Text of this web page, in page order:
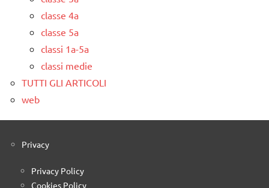
classe 4a
classe 5a
classi 1a-5a
classi medie
TUTTI GLI ARTICOLI
web
Privacy
Privacy Policy
Cookies Policy